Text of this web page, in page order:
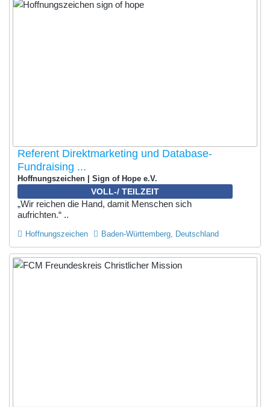
Referent Direktmarketing und Database-
Fundraising ...
Hoffnungszeichen | Sign of Hope e.V.
VOLL-/ TEILZEIT
„Wir reichen die Hand, damit Menschen sich
aufrichten.“ ..
Hoffnungszeichen Baden-Württemberg, Deutschland